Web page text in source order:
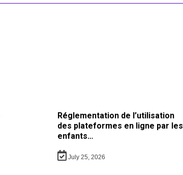
Réglementation de l’utilisation
des plateformes en ligne par les
enfants…
July 25, 2026